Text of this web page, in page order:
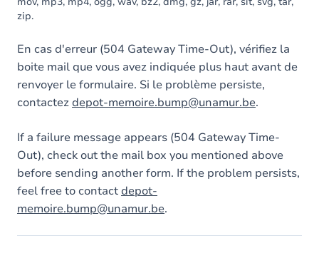
zip.
En cas d'erreur (504 Gateway Time-Out), vérifiez la
boite mail que vous avez indiquée plus haut avant de
renvoyer le formulaire. Si le problème persiste,
contactezdepot-memoire.bump@unamur.be.
If a failure message appears (504 Gateway Time-
Out), check out the mail box you mentioned above
before sending another form. If the problem persists,
feel free to contactdepot-
memoire.bump@unamur.be.